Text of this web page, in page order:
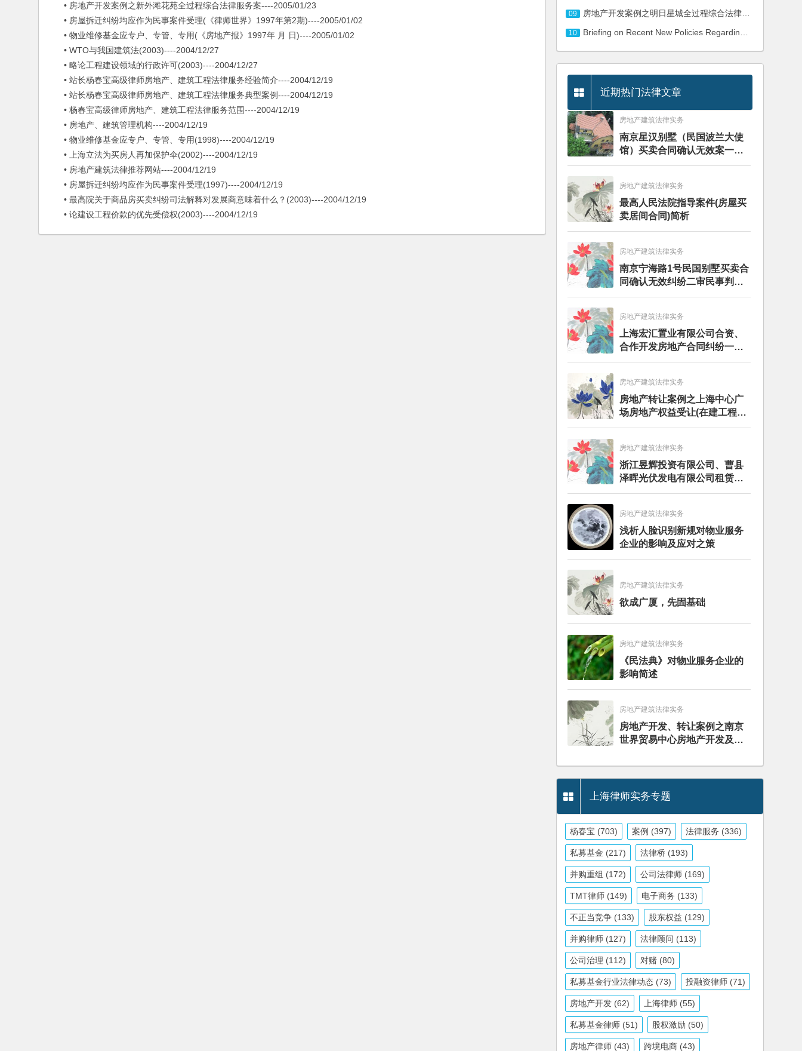
• 房地产开发案例之新外滩花苑全过程综合法律服务案----2005/01/23
• 房屋拆迁纠纷均应作为民事案件受理(《律师世界》1997年第2期)----2005/01/02
• 物业维修基金应专户、专管、专用(《房地产报》1997年 月 日)----2005/01/02
• WTO与我国建筑法(2003)----2004/12/27
• 略论工程建设领域的行政许可(2003)----2004/12/27
• 站长杨春宝高级律师房地产、建筑工程法律服务经验简介----2004/12/19
• 站长杨春宝高级律师房地产、建筑工程法律服务典型案例----2004/12/19
• 杨春宝高级律师房地产、建筑工程法律服务范围----2004/12/19
• 房地产、建筑管理机构----2004/12/19
• 物业维修基金应专户、专管、专用(1998)----2004/12/19
• 上海立法为买房人再加保护伞(2002)----2004/12/19
• 房地产建筑法律推荐网站----2004/12/19
• 房屋拆迁纠纷均应作为民事案件受理(1997)----2004/12/19
• 最高院关于商品房买卖纠纷司法解释对发展商意味着什么？(2003)----2004/12/19
• 论建设工程价款的优先受偿权(2003)----2004/12/19
09 房地产开发案例之明日星城全过程综合法律服务
10 Briefing on Recent New Policies Regarding Cross-border E-commerce
近期热门法律文章
房地产建筑法律实务
南京星汉别墅（民国波兰大使
馆）买卖合同确认无效案一审
判决书
房地产建筑法律实务
最高人民法院指导案件(房屋买
卖居间合同)简析
房地产建筑法律实务
南京宁海路1号民国别墅买卖合
同确认无效纠纷二审民事判决
书
房地产建筑法律实务
上海宏汇置业有限公司合资、
合作开发房地产合同纠纷一案
二审民事判决书
房地产建筑法律实务
房地产转让案例之上海中心广
场房地产权益受让(在建工程转
让)法律服务
房地产建筑法律实务
浙江昱辉投资有限公司、曹县
泽晖光伏发电有限公司租赁合
同纠纷二审民事裁定书
房地产建筑法律实务
浅析人脸识别新规对物业服务
企业的影响及应对之策
房地产建筑法律实务
欲成广厦，先固基础
房地产建筑法律实务
《民法典》对物业服务企业的
影响简述
房地产建筑法律实务
房地产开发、转让案例之南京
世界贸易中心房地产开发及股
上海律师实务专题
杨春宝 (703) 案例 (397) 法律服务 (336)
私募基金 (217) 法律桥 (193)
并购重组 (172) 公司法律师 (169)
TMT律师 (149) 电子商务 (133)
不正当竞争 (133) 股东权益 (129)
并购律师 (127) 法律顾问 (113)
公司治理 (112) 对赌 (80)
私募基金行业法律动态 (73) 投融资律师 (71)
房地产开发 (62) 上海律师 (55)
私募基金律师 (51) 股权激励 (50)
房地产律师 (43) 跨境电商 (43)